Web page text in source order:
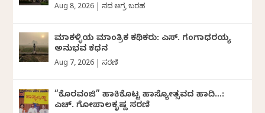
Aug 8, 2026 ದಿನದ ಅಗ್ರ ಬರಹ
ಮಾಕಳ್ಳಿಯ ಮಾಂತ್ರಿಕ ಕಥಿಕರು: ಎಸ್. ಗಂಗಾಧರಯ್ಯ
ಅನುಭವ ಕಥನ
Aug 7, 2026 ಸರಣಿ
“ಕೊರವಂಜಿ” ಹಾಕಿಕೊಟ್ಟ ಹಾಸ್ಯೋತ್ಸವದ ಹಾದಿ…:
ಎಚ್. ಗೋಪಾಲಕೃಷ್ಣ ಸರಣಿ